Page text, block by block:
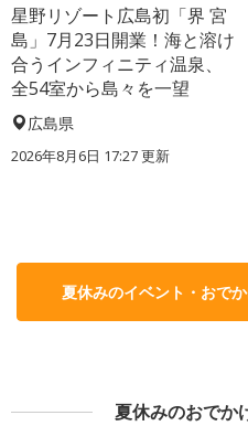
星野リゾート広島初「界 宮
島」7月23日開業！海と溶け
合うインフィニティ温泉、
全54室から島々を一望
広島県
2026年8月6日 17:27更新
夏休みのイベント・おで
夏休みのおでか